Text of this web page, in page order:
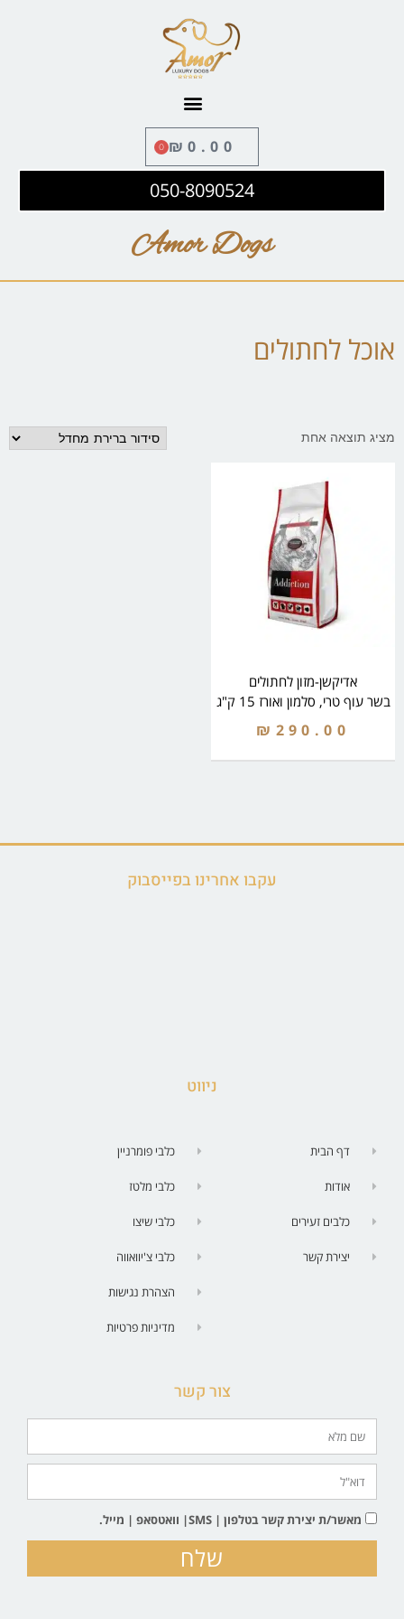
₪0.00
0
050-8090524
Amor Dogs
אוכל לחתולים
מציג תוצאה אחת
אדיקשן-מזון לחתולים
בשר עוף טרי, סלמון ואורז 15 ק"ג
₪ 290.00
עקבו אחרינו בפייסבוק
ניווט
דף הבית
אודות
כלבים זעירים
יצירת קשר
כלבי פומרניין
כלבי מלטז
כלבי שיצו
כלבי צ'יוואווה
הצהרת נגישות
מדיניות פרטיות
צור קשר
מאשר/ת יצירת קשר בטלפון | SMS| וואטסאפ | מייל.
שלח